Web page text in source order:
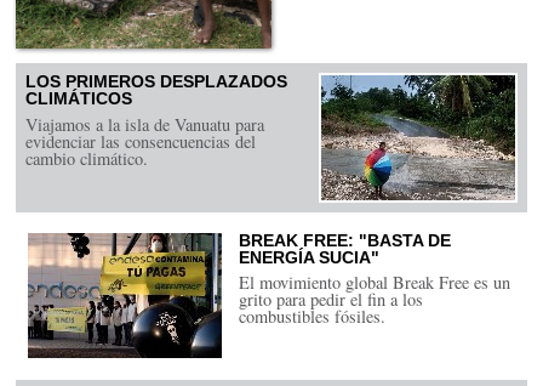
LOS PRIMEROS DESPLAZADOS
CLIMÁTICOS
Viajamos a la isla de Vanuatu para
evidenciar las consencuencias del
cambio climático.
BREAK FREE: "BASTA DE
ENERGÍA SUCIA"
El movimiento global Break Free es un
grito para pedir el fin a los
combustibles fósiles.